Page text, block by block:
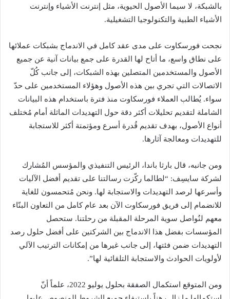
بالشبكة، لا سيما الأصول الحيوية، مثل إنترنت الأشياء وإنترنت
الأشياء الطبية والتكنولوجيا التشغيلية.
نجحت فورسكاوت على مدى عقد كامل في الاندماج بشبكات عملائها
على نطاق واسع، ما أتاح لها القدرة على جمع بيانات آنية عن جميع
الأصول والمستخدمين المتصلين بهذه الشبكات، إلى جانب كُلّ
الاتصالات التي تجري بين هذه الأصول وهؤلاء المستخدمين على حدّ
سواء. يُطالب العملاء فورسكاوت منذ فترة باستخدام هذه البيانات
الشاملة لتقديم تحليلات أكثر دقة حول التهديدات الماثلة أمام مُختلف
أنواع الأصول، بهدف تقديم قُدرة أسرع ومؤتمتة أكثر للاستجابة
للتهديدات ومعالجة آثارها.
ومن جانبه، قال بارثا باندا، الرئيس التنفيذي والمؤسس المُشارك
لشركة سايسِف: “لطالما ركّزت رسالتنا على تقديم أفضل الآليات
وأسرعها لرصد التهديدات والاستجابة لها. ونحن مُتحمسون للغاية
للانضمام إلى فريق فورسكاوت الآن بعد عام كامل من التعاون البنّاء
معهم لنُواصل سوية المرحلة المقبلة من رحلتنا. ستحصل
المؤسسات بفضل هذا الاندماج بين الشركتين على أفضل حلول رصد
التهديدات ضمن فئتها، إلى جانب غيرها من إمكانات الترتيب الآلي
لأولويات الحوادث والاستجابة التلقائية لها”.
ومن المتوقع استكمال الصفقة بحلول يوليو 2022، علماً أنّ